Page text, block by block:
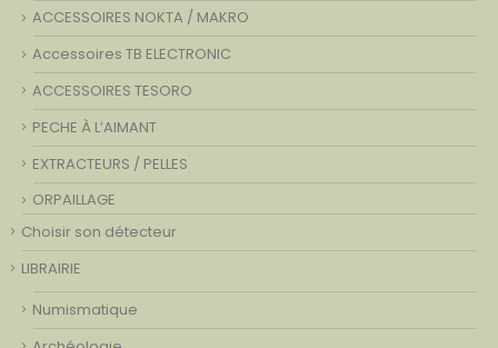
ACCESSOIRES NOKTA / MAKRO
Accessoires TB ELECTRONIC
ACCESSOIRES TESORO
PECHE À L’AIMANT
EXTRACTEURS / PELLES
ORPAILLAGE
Choisir son détecteur
LIBRAIRIE
Numismatique